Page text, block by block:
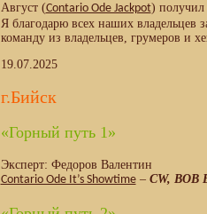
Август (Contario Ode Jackpot) получил
Я благодарю всех наших владельцев
команду из владельцев, грумеров и
19.07.2025
г.Бийск
«Горный путь 1»
Эксперт: Федоров Валентин
Contario Ode It’s Showtime– CW, BOB